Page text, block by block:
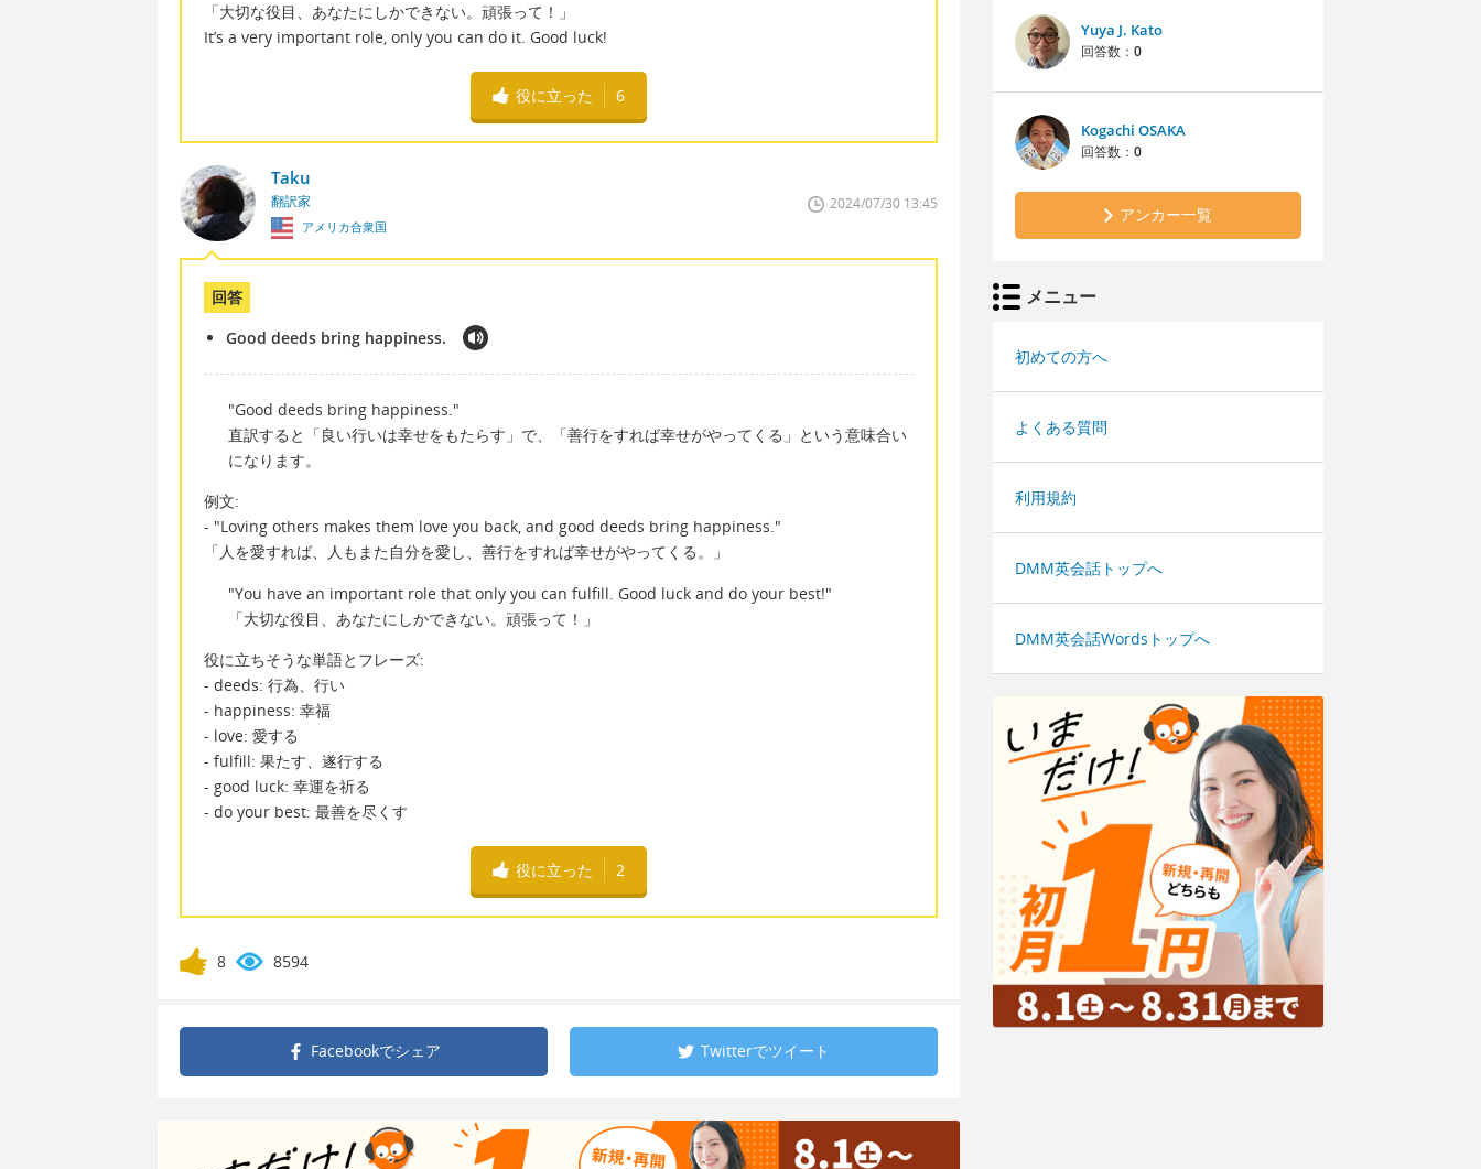
「大切な役目、あなたにしかできない。頑張って！」
It’s a very important role, only you can do it. Good luck!
役に立った 6
Taku
翻訳家
アメリカ合衆国
2024/07/30 13:45
回答
Good deeds bring happiness.
"Good deeds bring happiness."
直訳すると「良い行いは幸せをもたらす」で、「善行をすれば幸せがやってくる」という意味合い
になります。
例文:
- "Loving others makes them love you back, and good deeds bring happiness."
「人を愛すれば、人もまた自分を愛し、善行をすれば幸せがやってくる。」
"You have an important role that only you can fulfill. Good luck and do your best!"
「大切な役目、あなたにしかできない。頑張って！」
役に立ちそうな単語とフレーズ:
- deeds: 行為、行い
- happiness: 幸福
- love: 愛する
- fulfill: 果たす、遂行する
- good luck: 幸運を祈る
- do your best: 最善を尽くす
役に立った 2
8 8594
Facebookでシェア Twitterでツイート
Yuya J. Kato
回答数： 0
Kogachi OSAKA
回答数： 0
アンカー一覧
メニュー
初めての方へ
よくある質問
利用規約
DMM英会話トップへ
DMM英会話Wordsトップへ